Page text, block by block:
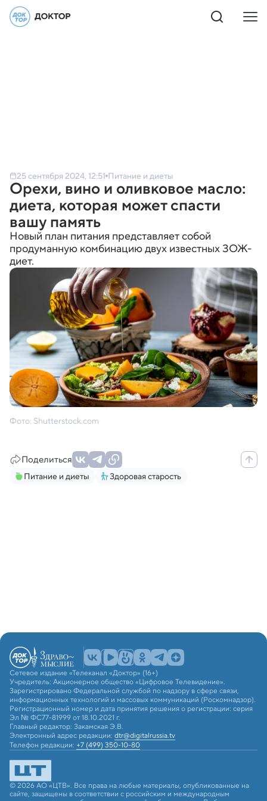
25 сентября 2024, 12:51 Питание и диеты
Орехи, вино и оливковое масло:
диета, которая может спасти
вашу память
Новый план питания представляет собой
продуманную комбинацию двух известных ЗОЖ-
диет.
Фото: Shutterstock.com
Поделиться
Питание и диеты Здоровая старость
Сетевое издание «Телеканал «Доктор» (16+)
Учредитель: Акционерное общество «Цифровое Телевидение».
Зарегистрировано Федеральной службой по надзору в сфере связи,
информационных технологий и массовых коммуникаций (Роскомнадзор).
Регистрационный номер и дата принятия решения о регистрации: серия
Эл № ФС77-81999 от 18.10.2021 г.
Главный редактор: Закамская Э.В.
Электронный адрес редакции: dtr@digitalrussia.tv
Телефон редакции: +7 (499) 350-10-80
© 2026 АО «ЦТВ». Все права на любые материалы, опубликованные на
сайте, защищены в соответствии с российским и международным